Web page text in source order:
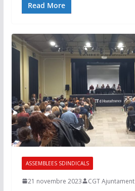
Read More
ASSEMBLEES SDINDICALS
21 novembre 2023 CGT Ajuntament